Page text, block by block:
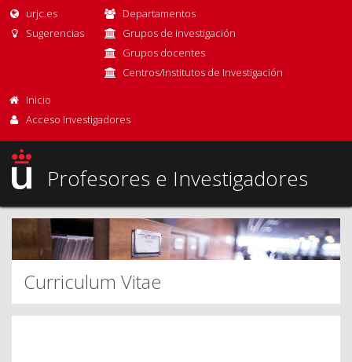
urjc.es
Sugerencias
Departamentos
Grupos de investigación
Grupos docentes
Centros/Institutos de Investigación
Inicio
Acceso Investigadores
Profesores e Investigadores
Curriculum Vitae